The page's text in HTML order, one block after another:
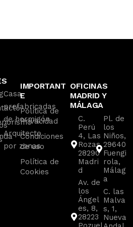
Casa
prefabricadas
de hormigón
Arquitecto
por zonas
IMPORTANT
E
Política de
Privacidad
Condiciones
de uso
Política de
Cookies
OFICINAS
MADRID Y
MÁLAGA
C.
Perú
4, Las
Rozas
28290
Madri
d
Av. de
los
Ángel
es, 8,
28223
Pl. de
los
Niños,
29640
Fuengi
rola,
Málag
a
C. las
Malva
s, 1,
Nueva